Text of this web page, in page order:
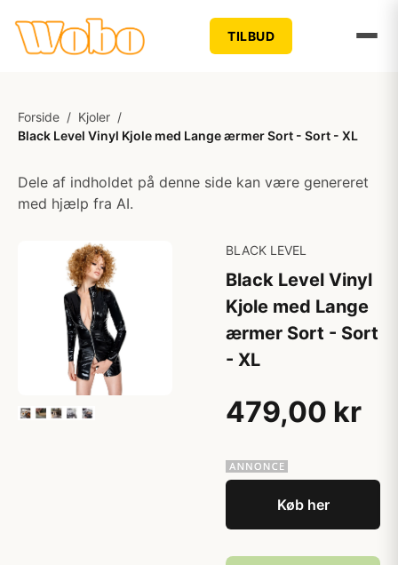
TILBUD
Forside / Kjoler /
Black Level Vinyl Kjole med Lange ærmer Sort - Sort - XL
Dele af indholdet på denne side kan være genereret
med hjælp fra AI.
BLACK LEVEL
Black Level Vinyl
Kjole med Lange
ærmer Sort - Sort
- XL
479,00 kr
Køb her